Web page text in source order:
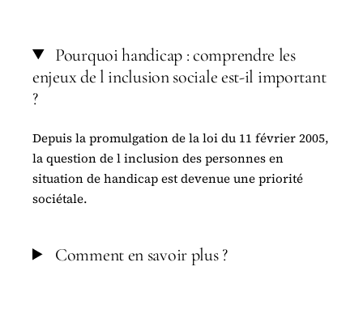
Pourquoi handicap : comprendre les
enjeux de l inclusion sociale est-il important
?
Depuis la promulgation de la loi du 11 février 2005,
la question de l inclusion des personnes en
situation de handicap est devenue une priorité
sociétale.
Comment en savoir plus ?